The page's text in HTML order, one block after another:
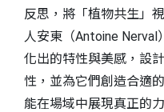
反思，將「植物共生」
人安東（Antoine
化出的特性與美感，設
性，並為它們創造合適
能在場域中展現真正的